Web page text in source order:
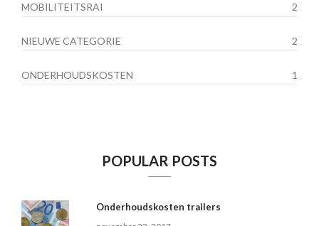
MOBILITEITSRAI 2
NIEUWE CATEGORIE 2
ONDERHOUDSKOSTEN 1
POPULAR POSTS
Onderhoudskosten trailers